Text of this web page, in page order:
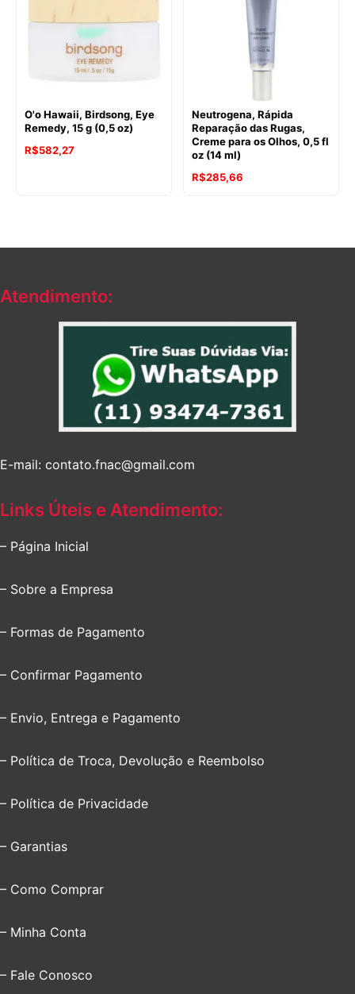
O'o Hawaii, Birdsong, Eye
Remedy, 15 g (0,5 oz)
R$582,27
Neutrogena, Rápida
Reparação das Rugas,
Creme para os Olhos, 0,5 fl
oz (14 ml)
R$285,66
Atendimento:
E-mail: contato.fnac@gmail.com
Links Úteis e Atendimento:
– Página Inicial
– Sobre a Empresa
– Formas de Pagamento
– Confirmar Pagamento
– Envio, Entrega e Pagamento
– Política de Troca, Devolução e Reembolso
– Política de Privacidade
– Garantias
– Como Comprar
– Minha Conta
– Fale Conosco